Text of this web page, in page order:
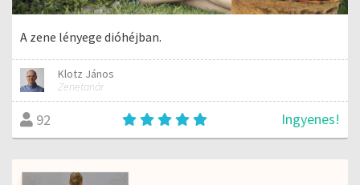
A zene lényege dióhéjban.
Klotz János
Zenetanár
92 Ingyenes!